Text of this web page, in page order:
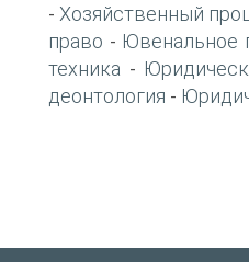
- Хозяйственный
право - Ювенальное
техника -
деонтология -